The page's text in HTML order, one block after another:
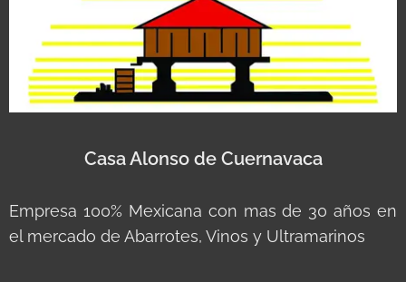
Casa Alonso de Cuernavaca
Empresa 100% Mexicana con mas de 30 años en
el mercado de Abarrotes, Vinos y Ultramarinos